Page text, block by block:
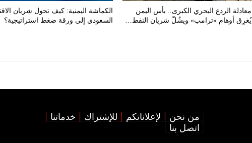
معادلة الردع البحري الكبرى.. بأس اليمن
يُغرِق أوهام «ترامب» ويشُلّ شريان النفط…
الكماشة اليمنية: كيف تحول شريان
السعودي إلى ورقة ضغط استراتيجية؟
من نحن لإعلاناتكم للإشتراك
خدماتنا
اتصل بنا